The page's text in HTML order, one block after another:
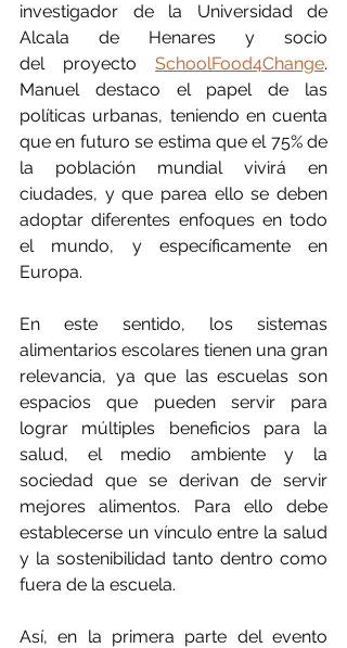
investigador de la Universidad de
Alcala de Henares y socio
del proyecto SchoolFood4Change.
Manuel destaco el papel de las
políticas urbanas, teniendo en cuenta
que en futuro se estima que el 75% de
la población mundial vivirá en
ciudades, y que parea ello se deben
adoptar diferentes enfoques en todo
el mundo, y específicamente en
Europa.
En este sentido, los sistemas
alimentarios escolares tienen una gran
relevancia, ya que las escuelas son
espacios que pueden servir para
lograr múltiples beneficios para la
salud, el medio ambiente y la
sociedad que se derivan de servir
mejores alimentos. Para ello debe
establecerse un vínculo entre la salud
y la sostenibilidad tanto dentro como
fuera de la escuela.
Así, en la primera parte del evento